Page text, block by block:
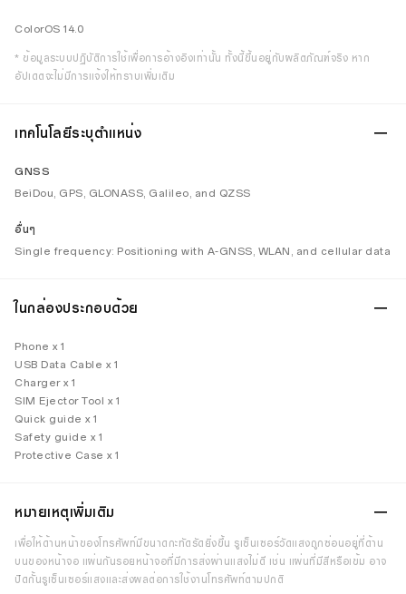
ColorOS 14.0
* ข้อมูลระบบปฏิบัติการใช้เพื่อการอ้างอิงเท่านั้น ทั้งนี้ขึ้นอยู่กับผลิตภัณฑ์จริง หาก
อัปเดตจะไม่มีการแจ้งให้ทราบเพิ่มเติม
เทคโนโลยีระบุตำแหน่ง
GNSS
BeiDou, GPS, GLONASS, Galileo, and QZSS
อื่นๆ
Single frequency: Positioning with A-GNSS, WLAN, and cellular data
ในกล่องประกอบด้วย
Phone x 1
USB Data Cable x 1
Charger x 1
SIM Ejector Tool x 1
Quick guide x 1
Safety guide x 1
Protective Case x 1
หมายเหตุเพิ่มเติม
เพื่อให้ด้านหน้าของโทรศัพท์มีขนาดกะทัดรัดยิ่งขึ้น รูเซ็นเซอร์วัดแสงถูกซ่อนอยู่ที่ด้าน
บนของหน้าจอ แผ่นกันรอยหน้าจอที่มีการส่งผ่านแสงไม่ดี เช่น แผ่นที่มีสีหรือเข้ม อาจ
ปิดกั้นรูเซ็นเซอร์แสงและส่งผลต่อการใช้งานโทรศัพท์ตามปกติ